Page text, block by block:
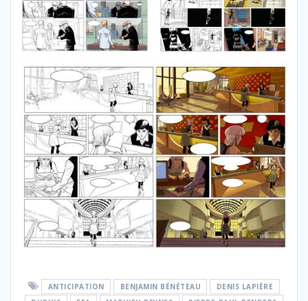
ANTICIPATION BENJAMIN BÉNÉTEAU
DENIS LAPIÈRE